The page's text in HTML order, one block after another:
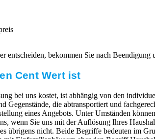
entscheiden, bekommen Sie nach
Cent Wert ist
bei uns kostet, ist abhängig von den
Gegenstände, die abtransportiert und
eines Angebots. Unter Umständen
wenn Sie uns mit der Auflösung Ihres
übrigens nicht. Beide Begriffe bedeuten im